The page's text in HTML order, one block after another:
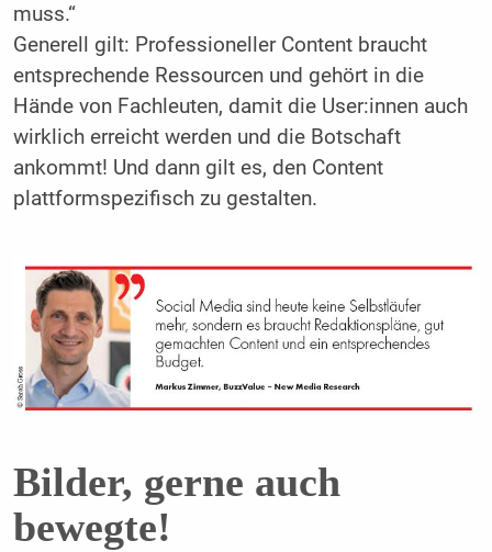
muss.“
Generell gilt: Professioneller Content braucht
entsprechende Ressourcen und gehört in die
Hände von Fachleuten, damit die User:innen auch
wirklich erreicht werden und die Botschaft
ankommt! Und dann gilt es, den Content
plattformspezifisch zu gestalten.
Bilder, gerne auch
bewegte!